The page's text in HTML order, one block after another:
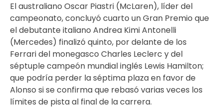
El australiano Oscar Piastri (McLaren), líder del
campeonato, concluyó cuarto un Gran Premio que
el debutante italiano Andrea Kimi Antonelli
(Mercedes) finalizó quinto, por delante de los
Ferrari del monegasco Charles Leclerc y del
séptuple campeón mundial inglés Lewis Hamilton;
que podría perder la séptima plaza en favor de
Alonso si se confirma que rebasó varias veces los
límites de pista al final de la carrera.